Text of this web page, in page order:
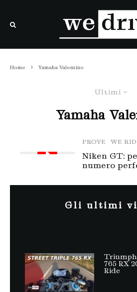
Home Yamaha Valentino
Ultimi
Yamaha
PROVE WE
Niken GT:
numero
Gli ultimi
765 RX
Ride